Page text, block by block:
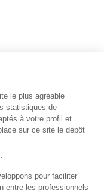
SAFI
le plus agréable
statistiques de
à votre profil et
sur ce site le dépôt
pour faciliter
entre les professionnels